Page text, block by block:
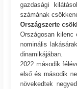
gazdasági
számának
Országszerte
Országosan
nominális
dinamikájában.
2022 második
első és második
növekedtek